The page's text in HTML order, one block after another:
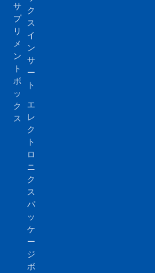
サ
プ
リ
メ
ン
ト
ボ
ッ
ク
ス
ク
ス
イ
ン
サ
ー
ト
エ
レ
ク
ト
ロ
ニ
ク
ス
パ
ッ
ケ
ー
ジ
ボ